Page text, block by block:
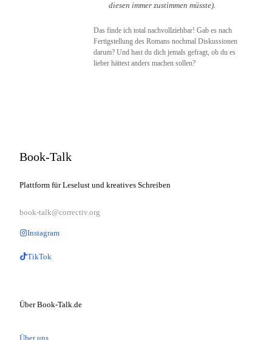
diesen immer zustimmen müsste).
Das finde ich total nachvollziehbar! Gab es nach
Fertigstellung des Romans nochmal Diskussionen
darum? Und hast du dich jemals gefragt, ob du es
lieber hättest anders machen sollen?
Book-Talk
Plattform für Leselust und kreatives Schreiben
book-talk@correctiv.org
Instagram
TikTok
Über Book-Talk.de
Über uns